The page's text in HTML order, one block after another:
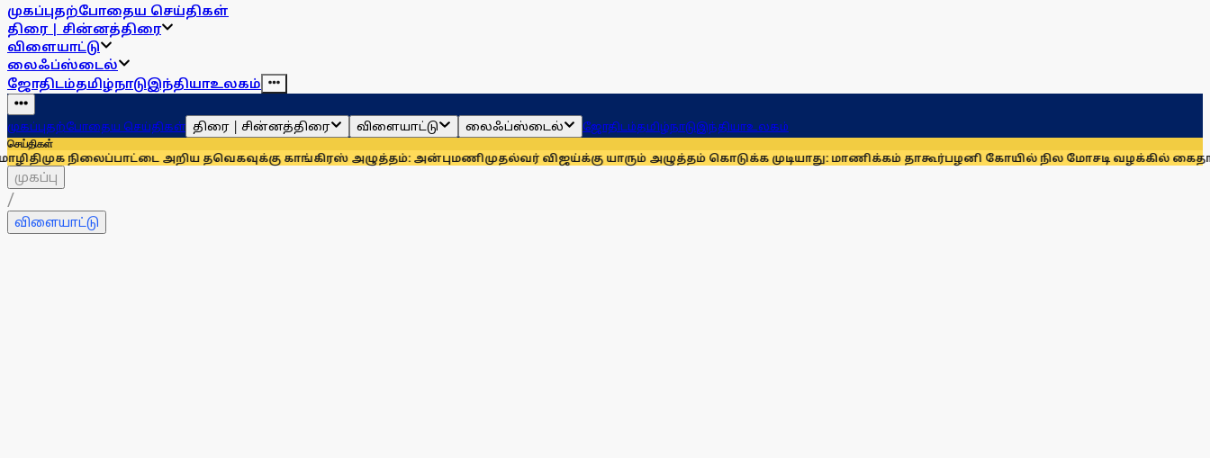
முகப்புதற்போதைய செய்திகள்
திரை | சின்னத்திரை
விளையாட்டு
லைஃப்ஸ்டைல்
ஜோதிடம்தமிழ்நாடுஇந்தியாஉலகம்
முகப்புதற்போதைய செய்திகள் திரை | சின்னத்திரை விளையாட்டு லைஃப்ஸ்டைல் ஜோதிடம்தமிழ்நாடுஇந்தியாஉலகம்
செய்திகள்
நிலைப்பாட்டை அறிய தவெகவுக்கு காங்கிரஸ் அழுத்தம்: அன்புமணிமுதல்வர் விஜய்க்கு யாரும் அழுத்தம் கொடுக்க முடியாது: மாணிக்கம் தாகூர்பழனி கோயில் நில மோசடி வழக்கில் கைதாகி
முகப்பு
/
விளையாட்டு